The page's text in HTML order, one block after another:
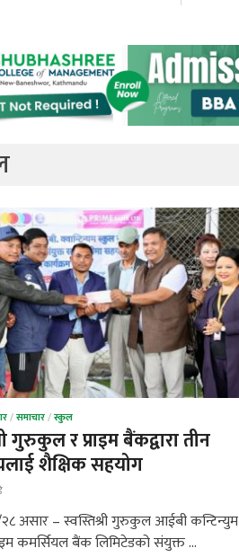
/समाचार/स्कुल
गुरुकुल र प्राइम बैंकद्वारा तीन
शैक्षिक सहयोग
असार – स्वस्तिश्री गुरुकुल आईबी कन्टिन्युम
कमर्सियल बैंक लिमिटेडको संयुक्त …